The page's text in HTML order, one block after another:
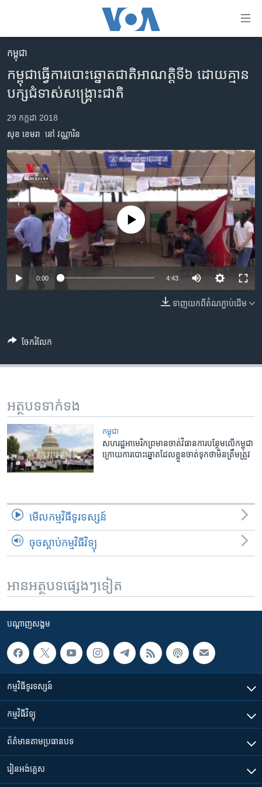
គេហទំព័រ​
ទាក់ទង
រំលង​
និង​
ទៅ​​
ទំព័រ​
ព័ត៌មាន​​
តែ​
ម្តង
រំលង​
និង​
ចូល​
ទៅ​
ទំព័រ​
រចនា
សម្ព័ន្ធ​
រំលង​
ទំព័រ​
កម្ពុជា
អន្តរជាតិ
អាមេរិក
កម្ពុជាច្នៃប្រតិដ្ឋ
ព្រឹត្តិការណ៍ព័ត៌មាន
ទូរទស្សន៍ / វីដេអូ​
វិទ្យុ / ផតខាសថ៍
កម្មវិធីទាំងអស់
Khmer English
ភាសា
កម្ពុជា
កម្ពុជា​ធ្វើ​ការ​បោះឆ្នោត​ជាតិ​អាណត្តិ​ទី៦​ ​ដោយ​គ្មាន​
បក្សជំទាស់​សង្គ្រោះជាតិ
29 កក្កដា 2018
សុខ ខេមរា នៅ វណ្ណារិន
No media source currently available
0:00 4:43
ទាញ​យក​ពី​តំណភ្ជាប់​ដើម
ចែករំលែក
អត្ថបទ​ទាក់ទង
កម្ពុជា
សហរដ្ឋ​អាមេរិក​ព្រ​មាន​ចាត់​វិធានការ​បន្ថែម​លើក​ម្ពុជា​
​ក្រោយ​ការ​បោះ​ឆ្នោត​ដែល​ខ្លួន​ចាត់​ទុកថា​មិន​ត្រឹម​ត្រូវ
មើល​កម្មវិធី​ទូរទស្សន៍
ចុចស្តាប់កម្មវិធីវិទ្យុ
អានអត្ថបទផ្សេងៗទៀត
បណ្តាញ​សង្គម
កម្មវិធី​ទូរទស្សន៍
កម្មវិធី​វិទ្យុ
ព័ត៌មាន​តាមប្រធានបទ​
រៀន​​អង់គ្លេស